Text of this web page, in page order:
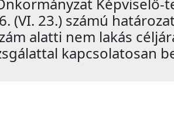
(VI. 23.) számú
alatti nem lakás
kapcsolatosan